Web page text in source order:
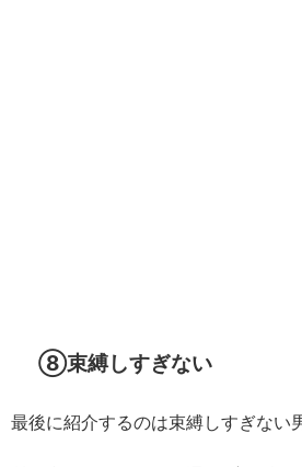
⑧束縛しすぎない
最後に紹介するのは束縛しすぎない